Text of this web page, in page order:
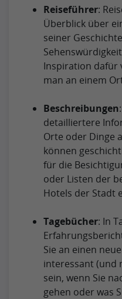
Reiseführer:
Überblick über
seiner
Inspiration dafür
man an einem
Beschreibungen
detailliertere
Orte oder Dinge
können
für die
oder Listen der
Hotels der Stadt
Tagebücher: In
Sie an einen
interessant (und
sein, wenn Sie
gehen oder was